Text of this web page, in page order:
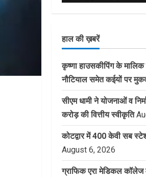
हाल की ख़बरें
कृष्णा हाउसकीपिंग के
नौटियाल समेत कईयों पर
सीएम धामी ने योजनाओं व
करोड़ की वित्तीय स्वीकृति
कोटद्वार में 400 केवी सब
August 6, 2026
ग्राफिक एरा मेडिकल कॉलेज